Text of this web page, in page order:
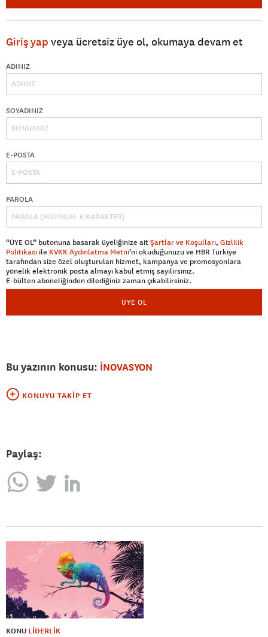
Giriş yap veya ücretsiz üye ol, okumaya devam et
ADINIZ
SOYADINIZ
E-POSTA
PAROLA
“ÜYE OL” butonuna basarak üyeliğinize aitŞartlar ve Koşulları, Gizlilik
Politikası ile KVKK Aydınlatma Metni’ni okuduğunuzu ve HBR Türkiye
tarafından size özel oluşturulan hizmet, kampanya ve promosyonlara
yönelik elektronik posta almayı kabul etmiş sayılırsınız.
E-bülten aboneliğinden dilediğiniz zaman çıkabilirsiniz.
ÜYE OL
Bu yazının konusu: İNOVASYON
KONUYU TAKIP ET
Paylaş:
KONU LİDERLİK